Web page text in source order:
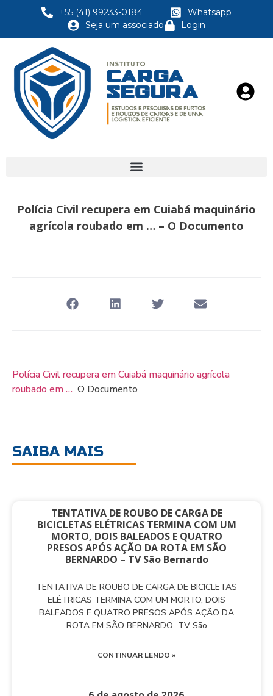
+55 (41) 99233-0184
Whatsapp
Seja um associado
Login
Polícia Civil recupera em Cuiabá maquinário
agrícola roubado em … – O Documento
Polícia Civil recupera em Cuiabá maquinário agrícola
roubado em … O Documento
SAIBA MAIS
TENTATIVA DE ROUBO DE CARGA DE
BICICLETAS ELÉTRICAS TERMINA COM UM
MORTO, DOIS BALEADOS E QUATRO
PRESOS APÓS AÇÃO DA ROTA EM SÃO
BERNARDO – TV São Bernardo
TENTATIVA DE ROUBO DE CARGA DE BICICLETAS
ELÉTRICAS TERMINA COM UM MORTO, DOIS
BALEADOS E QUATRO PRESOS APÓS AÇÃO DA
ROTA EM SÃO BERNARDO TV São
CONTINUAR LENDO »